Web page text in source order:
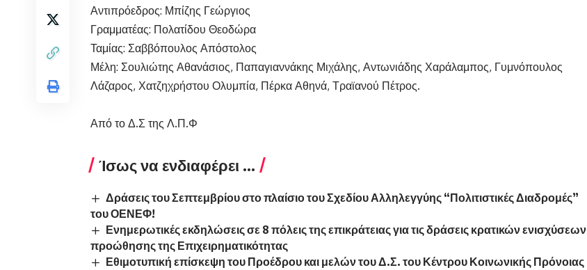
Αντιπρόεδρος: Μπίζης Γεώργιος
Γραμματέας: Πολατίδου Θεοδώρα
Ταμίας: Σαββόπουλος Απόστολος
Μέλη: Σουλιώτης Αθανάσιος, Παπαγιαννάκης Μιχάλης, Αντωνιάδης Χαράλαμπος, Γυμνόπουλος
Λάζαρος, Χατζηχρήστου Ολυμπία, Πέρκα Αθηνά, Τραϊανού Πέτρος.
Από το Δ.Σ της Λ.Π.Φ
Ίσως να ενδιαφέρει ...
Δράσεις του Σεπτεμβρίου στο πλαίσιο του Σχεδίου Αλληλεγγύης “Πολιτιστικές Διαδρομές”
του ΟΕΝΕΦ!
Ενημερωτικές εκδηλώσεις σε 8 πόλεις της επικράτειας για τις δράσεις κρατικών ενισχύσεων
προώθησης της Επιχειρηματικότητας
Εθιμοτυπική επίσκεψη του Προέδρου και μελών του Δ.Σ. του Κέντρου Κοινωνικής Πρόνοιας